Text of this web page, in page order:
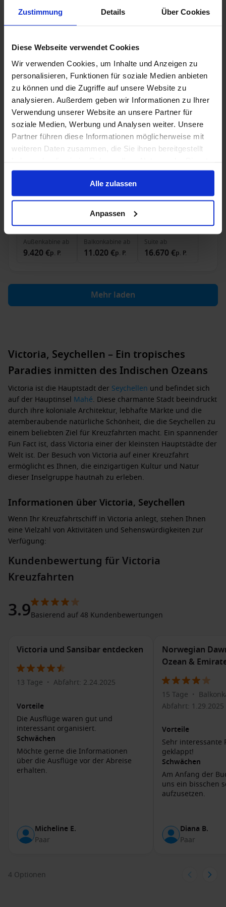
Zustimmung Details Über Cookies
Diese Webseite verwendet Cookies
Wir verwenden Cookies, um Inhalte und Anzeigen zu
personalisieren, Funktionen für soziale Medien anbieten
zu können und die Zugriffe auf unsere Website zu
analysieren. Außerdem geben wir Informationen zu Ihrer
Verwendung unserer Website an unsere Partner für
soziale Medien, Werbung und Analysen weiter. Unsere
Partner führen diese Informationen möglicherweise mit
weiteren Daten zusammen, die Sie ihnen bereitgestellt
gesammelt haben.
Alle zulassen
Anpassen
23 Apr. 2028 20
5.399 €p. P. 6.399 € p. P. 11.799 €p. P.
Nur Kreuzfahrt
Afrika ab Victoria, Seychellen auf der HANSEATIC
nature
Ab Victoria An Kapstadt, Südafrika
HANSEATIC nature
Nächte
Außenkabine ab
9.420 €p. P.
Balkonkabine ab
11.020 €p. P.
Suite ab
16.670 €p. P.
Mehr laden
Victoria, Seychellen – Ein tropisches
Paradies inmitten des Indischen Ozeans
Victoria ist die Hauptstadt der Seychellen und befindet sich
auf der Hauptinsel Mahé. Diese charmante Stadt beeindruckt
durch ihre koloniale Architektur, lebhafte Märkte und die
atemberaubende natürliche Schönheit, die die Seychellen zu
einem beliebten Ziel für Kreuzfahrten macht. Ein spannender
Fun Fact ist, dass Victoria einer der kleinsten Hauptstädte der
Welt ist. Der Besuch von Victoria auf einer Kreuzfahrt
ermöglicht es Ihnen, die einzigartigen Kultur und Natur
dieser Inselgruppe hautnah zu erleben.
Informationen über Victoria, Seychellen
Wenn Ihr Kreuzfahrtschiff in Victoria anlegt, stehen Ihnen
eine Vielzahl von Aktivitäten und Sehenswürdigkeiten zur
Verfügung:
Besuchen Sie den Sir Selwyn Selwyn-Clarke Market
Dieser farbenfrohe Markt bietet frische Produkte, lokale
Einblicke in die lokale Kultur.
Erkunden Sie den Botanischen Garten von
Garten.
Besichtigen Sie die
Kathedrale der Unbefleckten
Empfängnis : Diese beeindruckende Kathedrale ist für ihre
charmante Architektur und ihren historischen Wert
Machen Sie einen
: Entdecken Sie die
koloniale Architektur und charmanten Straßen von Victoria,
die von Geschichte und Kultur geprägt sind.
Genießen Sie eintypisches kreolisches Essen: Lassen Sie
sich von den köstlichen Gerichten der Seychellen
verwöhnen, wie z. B. Fischcurry und frischen
Meeresfrüchten in einem der lokalen Restaurants.
folgenden Häfen Teil Ihrer Reiseroute sein:
Kultur, ist Papeete ein perfekter Ort für Erkundungen und
Kundenbewertung für Victoria
Kreuzfahrten
3.9Basierend auf 48 Kundenbewertungen
Victoria und Sansibar entdecken
13 Tage • Abfahrt: 2.24.2025
Vorteile
Die Ausflüge waren gut und
interessant organisiert.
Schwächen
Möchte gerne die Informationen
über die Ausflüge vor der Abreise
erhalten.
Micheline E.
Paar
Norwegian
Ozean &
15 Tage •
Abfahrt: 1.29.2025
Vorteile
Sehr interessante
geklappt!
Schwächen
Am Anfang der
uns ein bisschen
aufzusetzen.
Diana B.
Paar
4 Optionen